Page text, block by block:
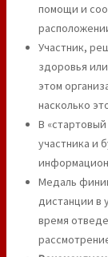
помощи и
Участник,
здоровья
этом
насколько
В
участника и
Медаль
дистанции в
время